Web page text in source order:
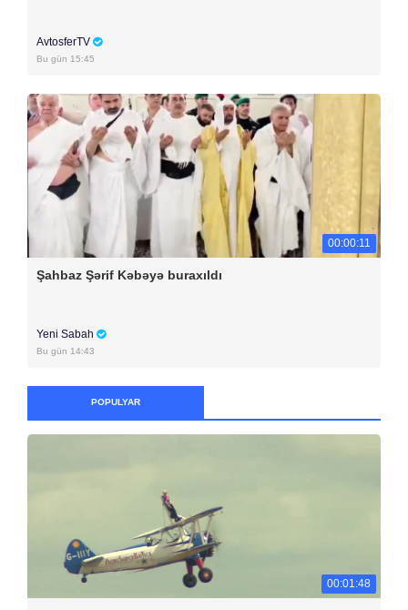
AvtosferTV
Bu gün 15:45
00:00:11
Şahbaz Şərif Kəbəyə buraxıldı
Yeni Sabah
Bu gün 14:43
POPULYAR
00:01:48